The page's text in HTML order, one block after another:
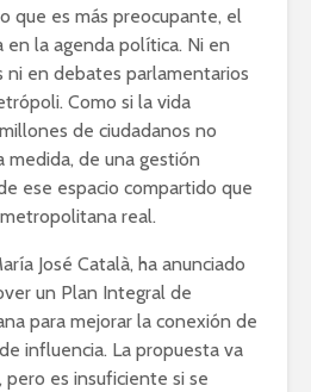
que es más preocupante, el
en la agenda política. Ni en
ni en debates parlamentarios
Como si la vida
de ciudadanos no
medida, de una gestión
ese espacio compartido que
real.
José Català, ha anunciado
un Plan Integral de
para mejorar la conexión de
influencia. La propuesta va
pero es insuficiente si se